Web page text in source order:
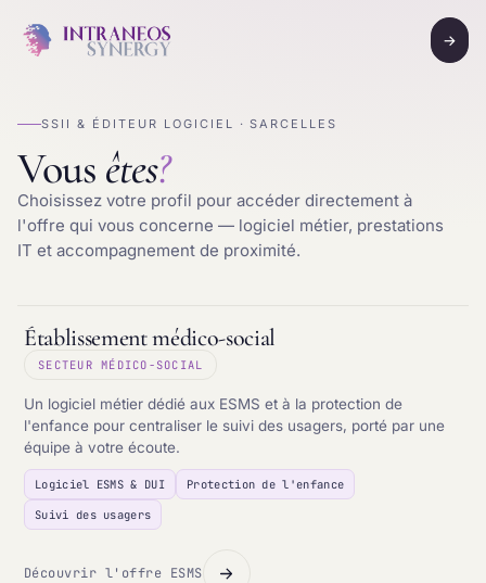
→
SSII & ÉDITEUR LOGICIEL · SARCELLES
Vous êtes?
Choisissez votre profil pour accéder directement à
l'offre qui vous concerne — logiciel métier, prestations
IT et accompagnement de proximité.
Établissement médico-social
SECTEUR MÉDICO-SOCIAL
Un logiciel métier dédié aux ESMS et à la protection de
l'enfance pour centraliser le suivi des usagers, porté par une
équipe à votre écoute.
Logiciel ESMS & DUI
Protection de l'enfance
Suivi des usagers
Découvrir l'offre ESMS